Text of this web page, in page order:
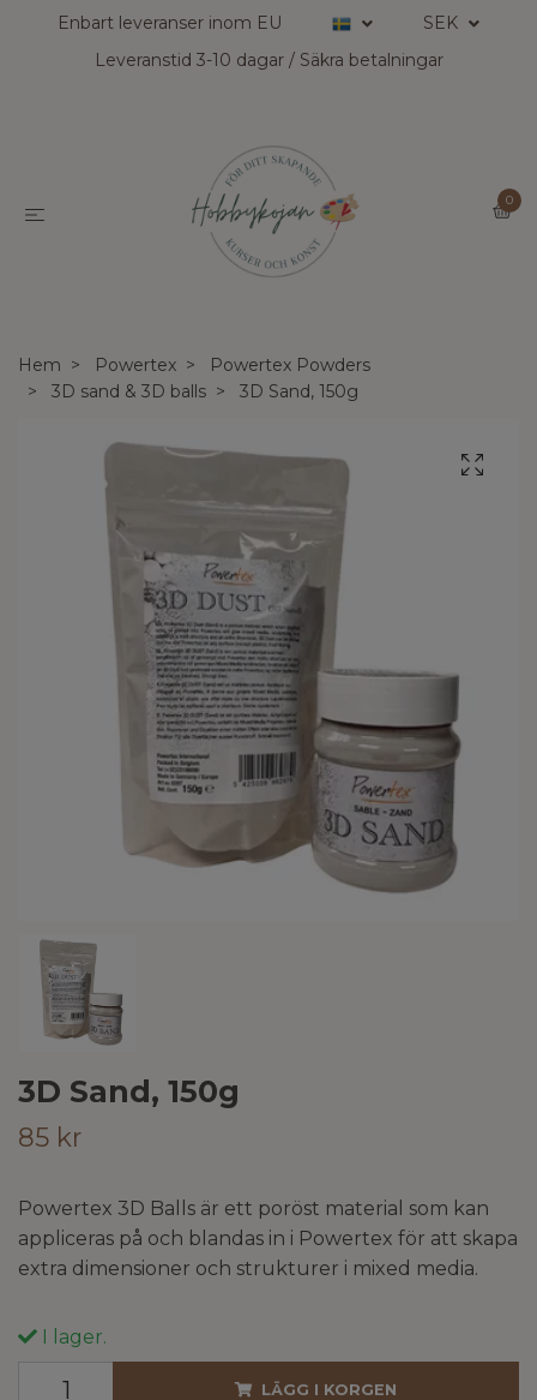
Enbart leveranser inom EU
SEK
Leveranstid 3-10 dagar / Säkra betalningar
0
Hem Powertex
Powertex Powders
3D sand & 3D balls
3D Sand, 150g
3D Sand, 150g
85 kr
Powertex 3D Balls är ett poröst material som kan
appliceras på och blandas in i Powertex för att skapa
extra dimensioner och strukturer i mixed media.
I lager.
LÄGG I KORGEN